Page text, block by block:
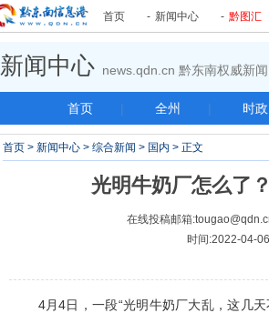
首页 - 新闻中心 - 黔图汇
新闻中心 news.qdn.cn 黔东南权威新
首页 | 全州 | 时政
首页 > 新闻中心 > 综合新闻 > 国内 > 正文
光明牛奶厂怎么了
在线投稿邮箱
时间:2022-04-
4月4日，一段“光明牛奶厂大乱，这几天